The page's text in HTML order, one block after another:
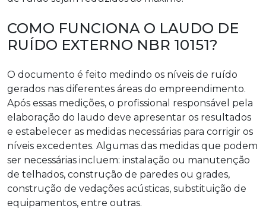
COMO FUNCIONA O LAUDO DE
RUÍDO EXTERNO NBR 10151?
O documento é feito medindo os níveis de ruído
gerados nas diferentes áreas do empreendimento.
Após essas medições, o profissional responsável pela
elaboração do laudo deve apresentar os resultados
e estabelecer as medidas necessárias para corrigir os
níveis excedentes. Algumas das medidas que podem
ser necessárias incluem: instalação ou manutenção
de telhados, construção de paredes ou grades,
construção de vedações acústicas, substituição de
equipamentos, entre outras.